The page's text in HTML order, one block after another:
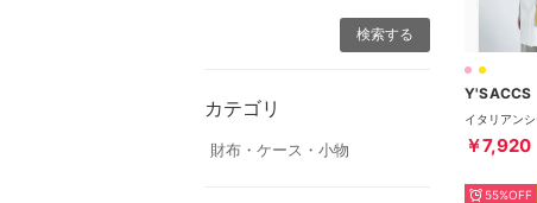
カテゴリ
財布・ケース・小物
Y'SACCS
￥7,920
55%OFF